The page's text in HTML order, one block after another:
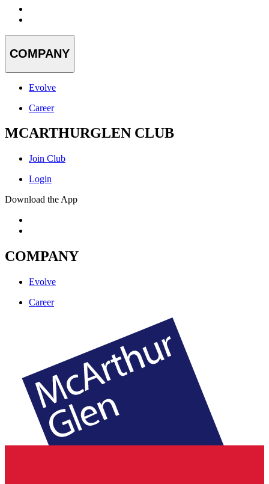
COMPANY
Evolve
Career
MCARTHURGLEN CLUB
Join Club
Login
Download the App
COMPANY
Evolve
Career